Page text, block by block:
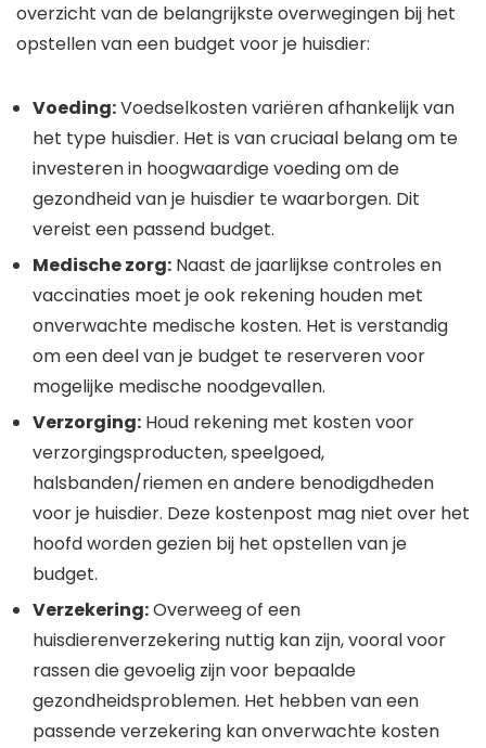
overzicht van de belangrijkste overwegingen bij het
opstellen van een budget voor je huisdier:
Voeding:Voedselkosten variëren afhankelijk van
het type huisdier. Het is van cruciaal belang om te
investeren in hoogwaardige voeding om de
gezondheid van je huisdier te waarborgen. Dit
vereist een passend budget.
Medische zorg: Naast de jaarlijkse controles en
vaccinaties moet je ook rekening houden met
onverwachte medische kosten. Het is verstandig
om een deel van je budget te reserveren voor
mogelijke medische noodgevallen.
Verzorging: Houd rekening met kosten voor
verzorgingsproducten, speelgoed,
halsbanden/riemen en andere benodigdheden
voor je huisdier. Deze kostenpost mag niet over het
hoofd worden gezien bij het opstellen van je
budget.
Verzekering:Overweeg of een
huisdierenverzekering nuttig kan zijn, vooral voor
rassen die gevoelig zijn voor bepaalde
gezondheidsproblemen. Het hebben van een
passende verzekering kan onverwachte kosten